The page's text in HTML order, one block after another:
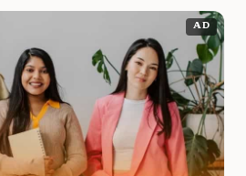
AD